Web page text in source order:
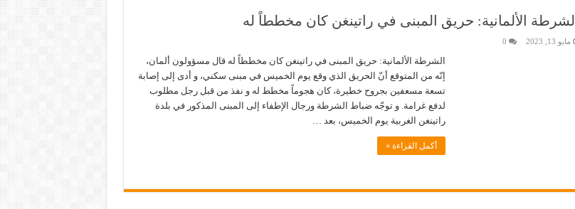
الشرطة الألمانية: حريق المبنى في راتينغن كان مخططاً له
مايو 13, 2023 0
الشرطة الألمانية: حريق المبنى في راتينغن كان مخططاً له قال مسؤولون ألمان،
إنّه من المتوقع أنّ الحريق الذي وقع يوم الخميس في مبنى سكني، و أدى إلى إصابة
تسعة مسعفين بجروح خطيرة، كان هجوماً مخطط له و نفذ من قبل رجل مطلوب
لدفع غرامة. و توجّه ضباط الشرطة ورجال الإطفاء إلى المبنى المذكور في بلدة
راتينغن الغربية يوم الخميس، بعد …
أكمل القراءة »